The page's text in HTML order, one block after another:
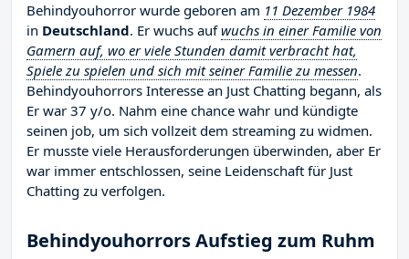
Behindyouhorror wurde geboren am 11 Dezember 1984
in Deutschland. Er wuchs aufwuchs in einer Familie von
Gamern auf, wo er viele Stunden damit verbracht hat,
Spiele zu spielen und sich mit seiner Familie zu messen.
Behindyouhorrors Interesse an Just Chatting begann, als
Er war 37 y/o. Nahm eine chance wahr und kündigte
seinen job, um sich vollzeit dem streaming zu widmen.
Er musste viele Herausforderungen überwinden, aber Er
war immer entschlossen, seine Leidenschaft für Just
Chatting zu verfolgen.
Behindyouhorrors Aufstieg zum Ruhm